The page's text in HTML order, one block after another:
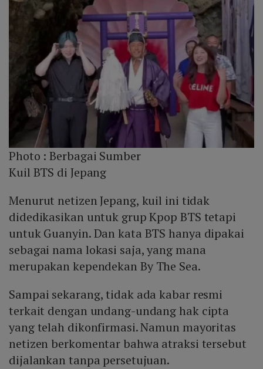
Photo :Berbagai Sumber
Kuil BTS di Jepang
Menurut netizen Jepang, kuil ini tidak
didedikasikan untuk grup Kpop BTS tetapi
untuk Guanyin. Dan kata BTS hanya dipakai
sebagai nama lokasi saja, yang mana
merupakan kependekan By The Sea.
Sampai sekarang, tidak ada kabar resmi
terkait dengan undang-undang hak cipta
yang telah dikonfirmasi. Namun mayoritas
netizen berkomentar bahwa atraksi tersebut
dijalankan tanpa persetujuan.